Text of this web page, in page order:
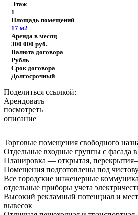
Этаж
1
Площадь помещений
17 м2
Аренда в месяц
300 000 руб.
Валюта договора
Рубль
Срок договора
Долгосрочный
Поделиться ссылкой:
Арендовать
посмотреть
описание
Торговые помещения свободного
Отдельные входные группы с фасада
Планировка — открытая,
Помещения подготовлены под
Все городские инженерные
отдельные приборы учета
Высокий рекламный потенциал и
вывесок